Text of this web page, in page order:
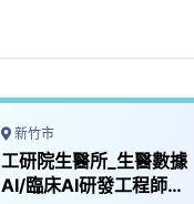
新竹市
工研院生醫所_生醫數據
AI/臨床AI研發工程師